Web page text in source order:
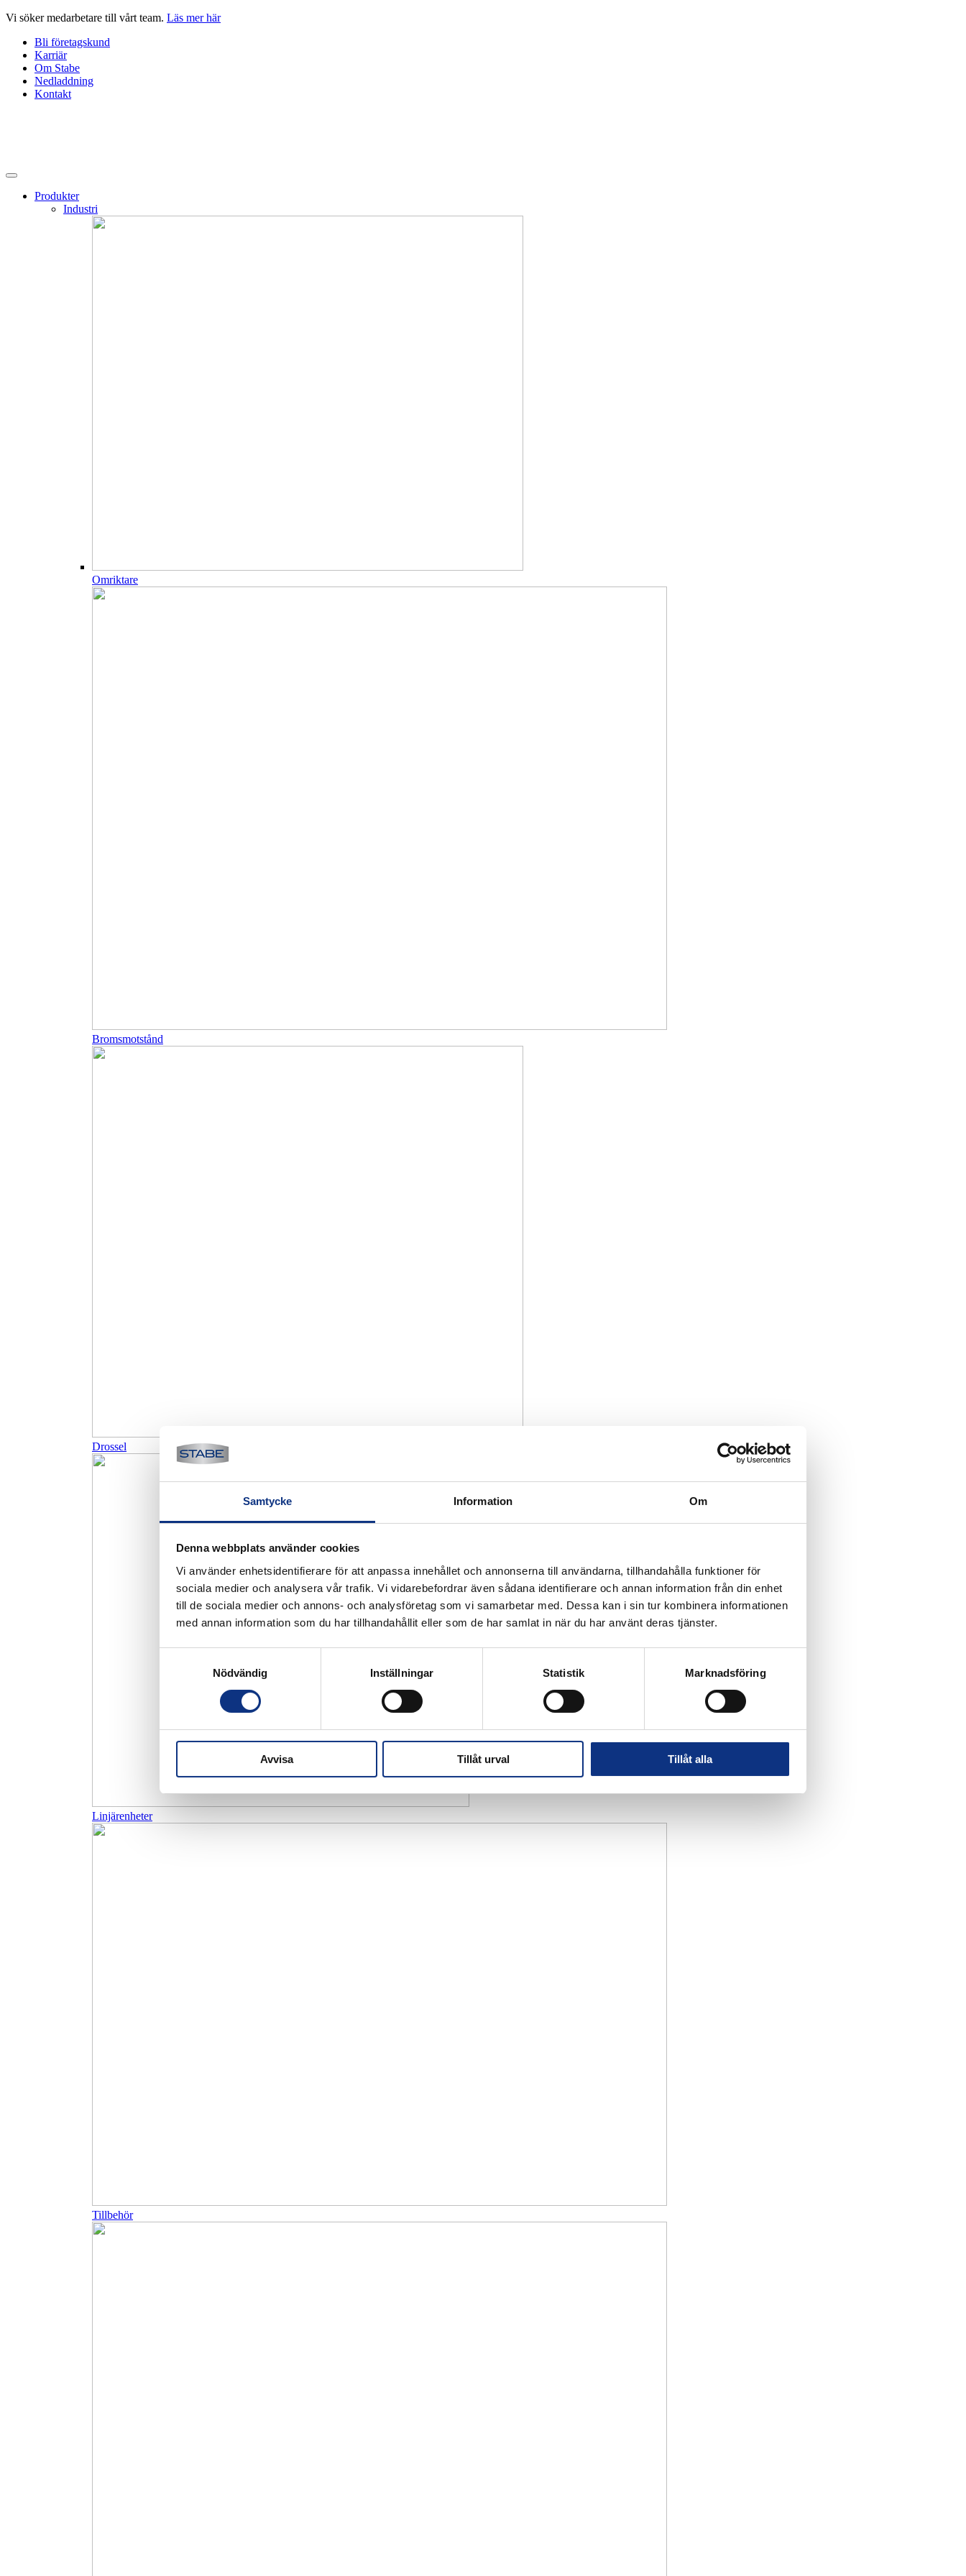
Samtycke Information Om
Denna webbplats använder cookies
Vi använder enhetsidentifierare för att anpassa innehållet och annonserna till användarna, tillhandahålla funktioner för
sociala medier och analysera vår trafik. Vi vidarebefordrar även sådana identifierare och annan information från din enhet
till de sociala medier och annons- och analysföretag som vi samarbetar med. Dessa kan i sin tur kombinera informationen
med annan information som du har tillhandahållit eller som de har samlat in när du har använt deras tjänster.
Nödvändig
Inställningar Statistik Marknadsföring
Avvisa Tillåt urval Tillåt alla
Hoppa
innehåll
Vi söker medarbetare till vårt team. Läs mer här
Bli företagskund
Karriär
Om Stabe
Nedladdning
Kontakt
Produkter
Industri
Omriktare
Bromsmotstånd
Drossel
Linjärenheter
Tillbehör